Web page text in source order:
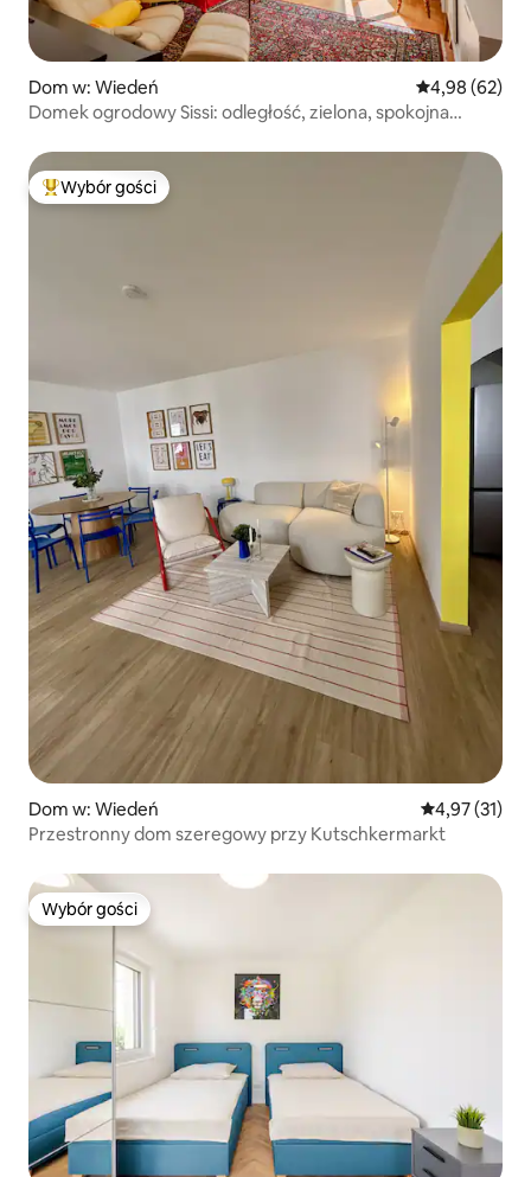
Dom w: Wiedeń Średnia
4,98 (62)
Domek ogrodowy Sissi: odległość, zielona, spokojna
Najpopularniejsze z kategorii Wybór gości
Wybór gości
Dom w: Wiedeń Średnia
4,97 (31)
Przestronny dom szeregowy przy Kutschkermarkt
Wybór gości
Wybór gości